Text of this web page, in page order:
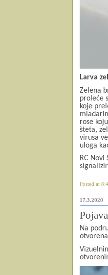
Larva
Zelena
proleće
koje
rose
šteta,
virusa
uloga
RC
Posted at
17.3.2020
Na